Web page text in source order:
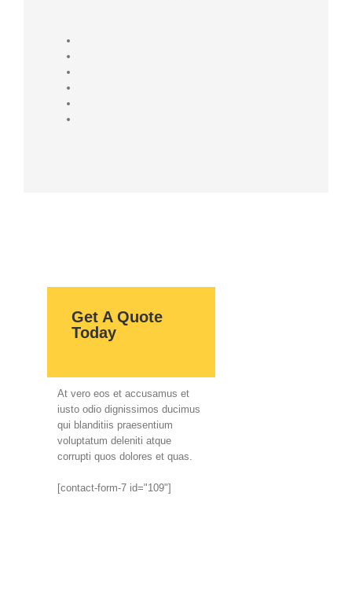
Get A Quote
Today
At vero eos et accusamus et
iusto odio dignissimos ducimus
qui blanditiis praesentium
voluptatum deleniti atque
corrupti quos dolores et quas.
[contact-form-7 id="109"]